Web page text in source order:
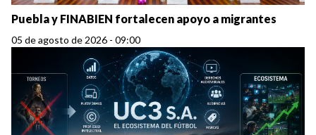
Puebla y FINABIEN fortalecen apoyo a migrantes
05 de agosto de 2026 - 09:00